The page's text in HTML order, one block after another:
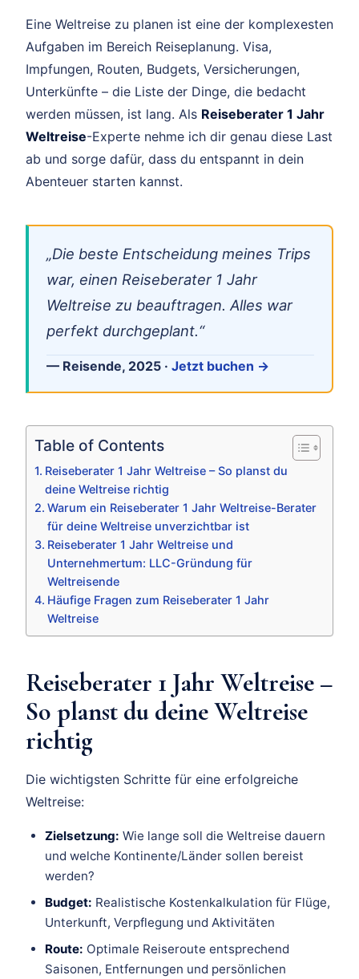
Eine Weltreise zu planen ist eine der komplexesten
Aufgaben im Bereich Reiseplanung. Visa,
Impfungen, Routen, Budgets, Versicherungen,
Unterkünfte – die Liste der Dinge, die bedacht
werden müssen, ist lang. Als Reiseberater 1 Jahr
Weltreise-Experte nehme ich dir genau diese Last
ab und sorge dafür, dass du entspannt in dein
Abenteuer starten kannst.
„Die beste Entscheidung meines Trips
war, einen Reiseberater 1 Jahr
Weltreise zu beauftragen. Alles war
perfekt durchgeplant.“
— Reisende, 2025 · Jetzt buchen →
Table of Contents
Reiseberater 1 Jahr Weltreise – So planst du
deine Weltreise richtig
Warum ein Reiseberater 1 Jahr Weltreise-Berater
für deine Weltreise unverzichtbar ist
Reiseberater 1 Jahr Weltreise und
Unternehmertum: LLC-Gründung für
Weltreisende
Häufige Fragen zum Reiseberater 1 Jahr
Weltreise
Reiseberater 1 Jahr Weltreise –
So planst du deine Weltreise
richtig
Die wichtigsten Schritte für eine erfolgreiche
Weltreise:
Zielsetzung: Wie lange soll die Weltreise dauern
und welche Kontinente/Länder sollen bereist
werden?
Budget: Realistische Kostenkalkulation für Flüge,
Unterkunft, Verpflegung und Aktivitäten
Route: Optimale Reiseroute entsprechend
Saisonen, Entfernungen und persönlichen